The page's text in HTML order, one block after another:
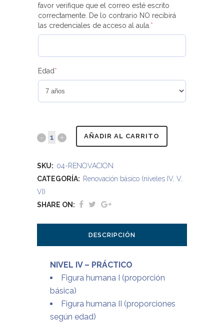
favor verifique que el correo esté escrito
correctamente. De lo contrario NO recibirá
las credenciales de acceso al aula. *
Edad*
NIVEL
(BÁSICO)
quantity
AÑADIR AL CARRITO
SKU: 04-RENOVACION
CATEGORÍA: Renovación básico (niveles IV, V,
VI)
SHARE ON:
DESCRIPCIÓN
NIVEL IV – PRÁCTICO
Figura humana I (proporción
básica)
Figura humana II (proporciones
según edad)